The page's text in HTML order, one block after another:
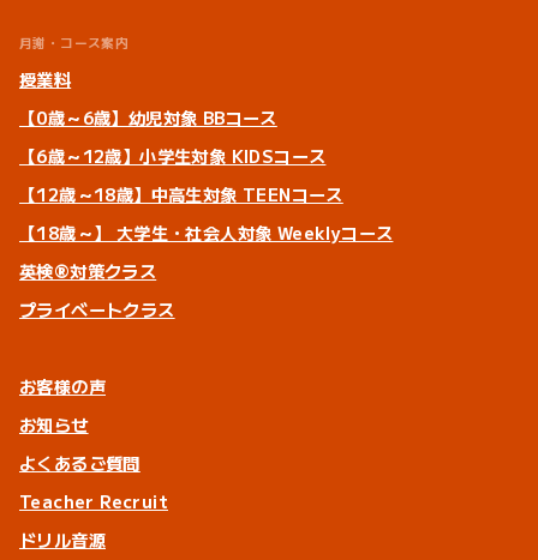
月謝・コース案内
授業料
【0歳～6歳】幼児対象 BBコース
【6歳～12歳】小学生対象 KIDSコース
【12歳～18歳】中高生対象 TEENコース
【18歳～】 大学生・社会人対象 Weeklyコース
英検®対策クラス
プライベートクラス
お客様の声
お知らせ
よくあるご質問
Teacher Recruit
ドリル音源